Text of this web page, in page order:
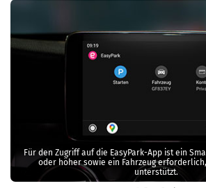
Für den Zugriff auf die EasyPark-App ist ein
oder höher sowie ein Fahrzeug
unterstützt.